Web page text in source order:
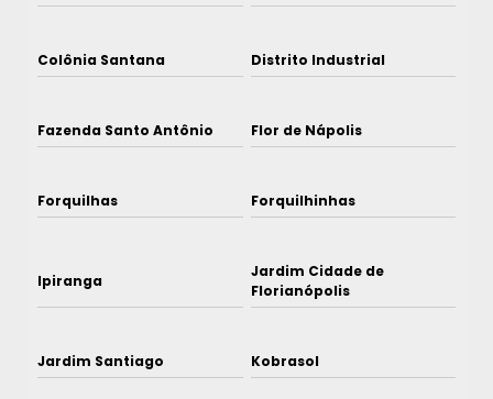
Colônia Santana Distrito Industrial
Fazenda Santo Antônio Flor de Nápolis
Forquilhas Forquilhinhas
Ipiranga
Jardim Cidade de
Florianópolis
Jardim Santiago Kobrasol